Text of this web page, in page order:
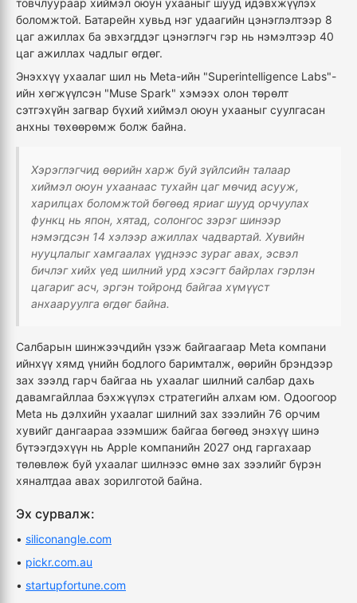
товчлуураар хиймэл оюун ухааныг шууд идэвхжүүлэх
боломжтой. Батарейн хувьд нэг удаагийн цэнэглэлтээр 8
цаг ажиллах ба эвхэгддэг цэнэглэгч гэр нь нэмэлтээр 40
цаг ажиллах чадлыг өгдөг.
Энэххүү ухаалаг шил нь Meta-ийн "Superintelligence Labs"-
ийн хөгжүүлсэн "Muse Spark" хэмээх олон төрөлт
сэтгэхүйн загвар бүхий хиймэл оюун ухааныг суулгасан
анхны төхөөрөмж болж байна.
Хэрэглэгчид өөрийн харж буй зүйлсийн талаар
хиймэл оюун ухаанаас тухайн цаг мөчид асууж,
харилцах боломжтой бөгөөд яриаг шууд орчуулах
функц нь япон, хятад, солонгос зэрэг шинээр
нэмэгдсэн 14 хэлээр ажиллах чадвартай. Хувийн
нууцлалыг хамгаалах үүднээс зураг авах, эсвэл
бичлэг хийх үед шилний урд хэсэгт байрлах гэрлэн
цагариг асч, эргэн тойронд байгаа хүмүүст
анхааруулга өгдөг байна.
Салбарын шинжээчдийн үзэж байгаагаар Meta компани
ийнхүү хямд үнийн бодлого баримталж, өөрийн брэндээр
зах зээлд гарч байгаа нь ухаалаг шилний салбар дахь
давамгайллаа бэхжүүлэх стратегийн алхам юм. Одоогоор
Meta нь дэлхийн ухаалаг шилний зах зээлийн 76 орчим
хувийг дангаараа эзэмшиж байгаа бөгөөд энэхүү шинэ
бүтээгдэхүүн нь Apple компанийн 2027 онд гаргахаар
төлөвлөж буй ухаалаг шилнээс өмнө зах зээлийг бүрэн
хяналтдаа авах зорилготой байна.
Эх сурвалж:
• siliconangle.com
• pickr.com.au
• startupfortune.com